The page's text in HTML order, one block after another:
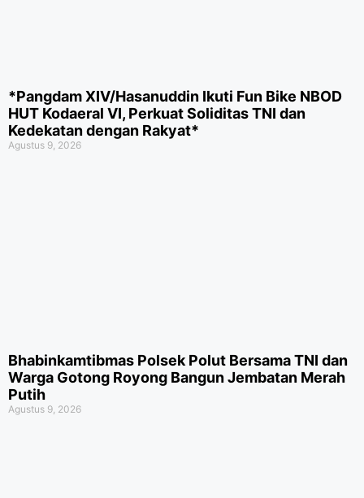
*Pangdam XIV/Hasanuddin Ikuti Fun Bike NBOD
HUT Kodaeral VI, Perkuat Soliditas TNI dan
Kedekatan dengan Rakyat*
Agustus 9, 2026
Bhabinkamtibmas Polsek Polut Bersama TNI dan
Warga Gotong Royong Bangun Jembatan Merah
Putih
Agustus 9, 2026